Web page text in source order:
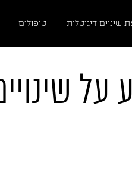
שיניים דיגיטלית טיפולים